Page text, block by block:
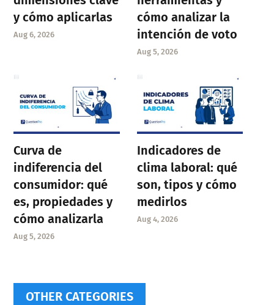
y cómo aplicarlas
Aug 6, 2026
cómo analizar la
intención de voto
Aug 5, 2026
Curva de
indiferencia del
consumidor: qué
es, propiedades y
cómo analizarla
Aug 5, 2026
Indicadores de
clima laboral: qué
son, tipos y cómo
medirlos
Aug 4, 2026
OTHER CATEGORIES